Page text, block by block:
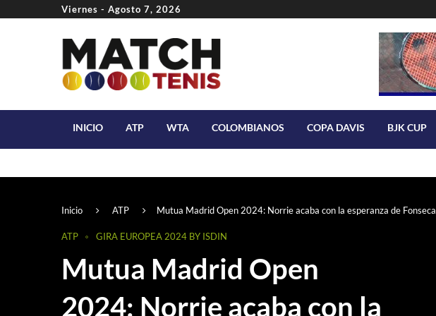
Viernes - Agosto 7, 2026
INICIO ATP WTA COLOMBIANOS COPA DAVIS BJK CUP
Inicio ATP Mutua Madrid Open 2024: Norrie acaba con la esperanza de Fonseca
ATP GIRA EUROPEA 2024 BY ISDIN
Mutua Madrid Open
2024: Norrie acaba con la